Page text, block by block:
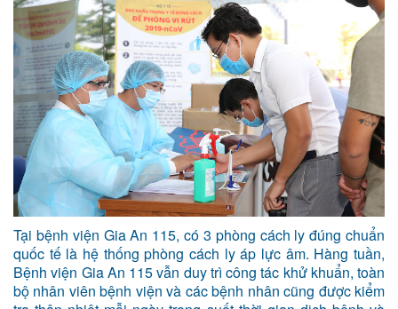
Tại bệnh viện Gia An 115, có 3 phòng cách ly đúng chuẩn
quốc tế là hệ thống phòng cách ly áp lực âm. Hàng tuần,
Bệnh viện Gia An 115 vẫn duy trì công tác khử khuẩn, toàn
bộ nhân viên bệnh viện và các bệnh nhân cũng được kiểm